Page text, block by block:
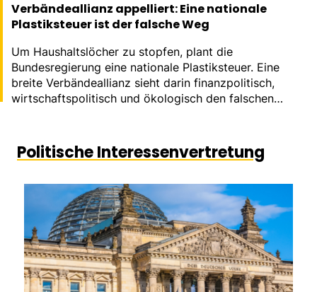
Verbändeallianz appelliert: Eine nationale
Plastiksteuer ist der falsche Weg
Um Haushaltslöcher zu stopfen, plant die
Bundesregierung eine nationale Plastiksteuer. Eine
breite Verbändeallianz sieht darin finanzpolitisch,
wirtschaftspolitisch und ökologisch den falschen
Politische Interessenvertretung